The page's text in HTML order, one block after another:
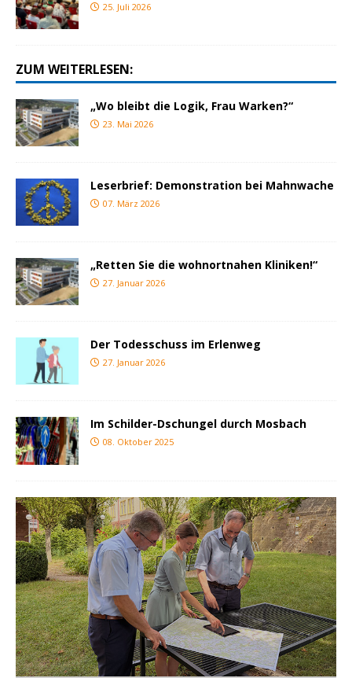
25. Juli 2026
ZUM WEITERLESEN:
„Wo bleibt die Logik, Frau Warken?“
23. Mai 2026
Leserbrief: Demonstration bei Mahnwache
07. März 2026
„Retten Sie die wohnortnahen Kliniken!“
27. Januar 2026
Der Todesschuss im Erlenweg
27. Januar 2026
Im Schilder-Dschungel durch Mosbach
08. Oktober 2025